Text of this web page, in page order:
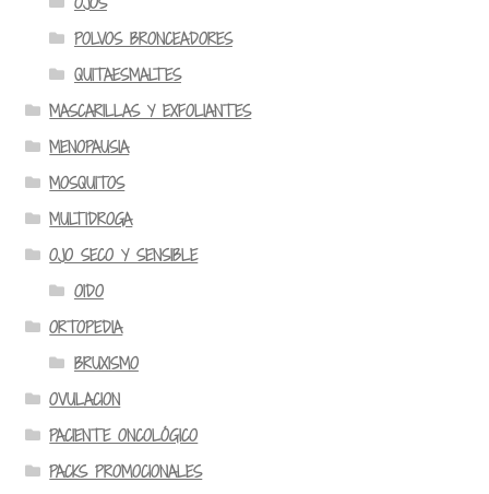
POLVOS BRONCEADORES
QUITAESMALTES
MASCARILLAS Y EXFOLIANTES
MENOPAUSIA
MOSQUITOS
MULTIDROGA
OJO SECO Y SENSIBLE
OIDO
ORTOPEDIA
BRUXISMO
OVULACION
PACIENTE ONCOLÓGICO
PACKS PROMOCIONALES